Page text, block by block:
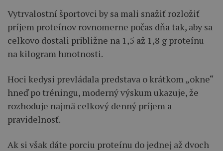
Vytrvalostní športovci by sa mali snažiť rozložiť
príjem proteínov rovnomerne počas dňa tak, aby sa
celkovo dostali približne na 1,5 až 1,8 g proteínu
na kilogram hmotnosti.
Hoci kedysi prevládala predstava o krátkom „okne“
hneď po tréningu, moderný výskum ukazuje, že
rozhoduje najmä celkový denný príjem a
pravidelnosť.
Ak si však dáte porciu proteínu do jednej až dvoch